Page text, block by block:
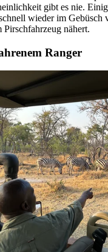
gibt es nie.
wieder im Gebüsch
Pirschfahrzeug nähert.
Ranger